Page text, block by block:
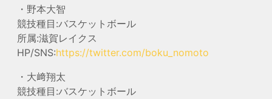
・野本大智
競技種目:バスケットボール
所属:滋賀レイクス
HP/SNS:https://twitter.com/boku_nomoto
・大﨑翔太
競技種目:バスケットボール